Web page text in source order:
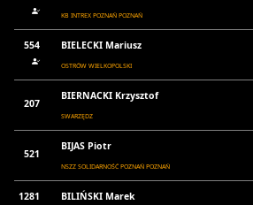
KB INTREX POZNAŃ POZNAŃ
554 BIELECKI Mariusz
OSTRÓW WIELKOPOLSKI
207
BIERNACKI Krzysztof
SWARZĘDZ
521
BIJAS Piotr
NSZZ SOLIDARNOŚĆ POZNAŃ POZNAŃ
1281 BILIŃSKI Marek